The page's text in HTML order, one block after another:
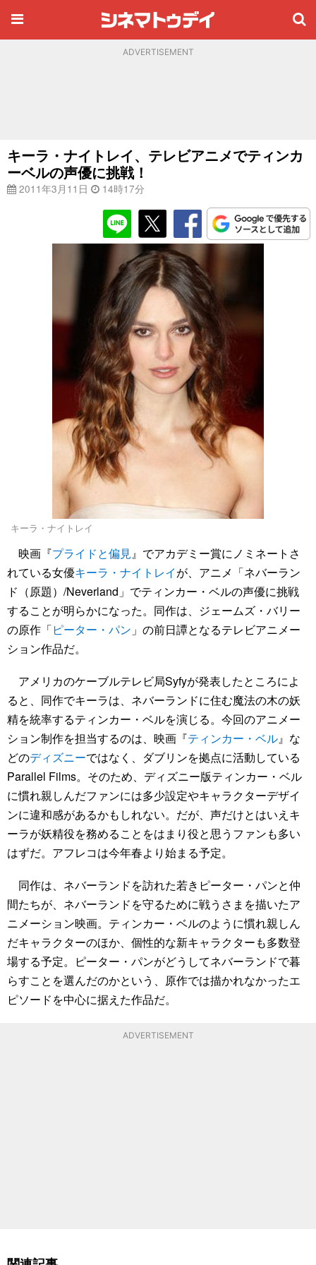
ADVERTISEMENT
キーラ・ナイトレイ、テレビアニメでティンカ
ーベルの声優に挑戦！
2011年3月11日 14時17分
キーラ・ナイトレイ
映画『プライドと偏見』でアカデミー賞にノミネートさ
れている女優キーラ・ナイトレイが、アニメ「ネバーラン
ド（原題）/Neverland」でティンカー・ベルの声優に挑戦
することが明らかになった。同作は、ジェームズ・バリー
の原作「ピーター・パン 」の前日譚となるテレビアニメー
ション作品だ。
アメリカのケーブルテレビ局Syfyが発表したところによ
ると、同作でキーラは、ネバーランドに住む魔法の木の妖
精を統率するティンカー・ベルを演じる。今回のアニメー
ション制作を担当するのは、映画『ティンカー・ベル』な
どのディズニーではなく、ダブリンを拠点に活動している
Parallel Films。そのため、ディズニー版ティンカー・ベル
に慣れ親しんだファンには多少設定やキャラクターデザイ
ンに違和感があるかもしれない。だが、声だけとはいえキ
ーラが妖精役を務めることをはまり役と思うファンも多い
はずだ。アフレコは今年春より始まる予定。
同作は、ネバーランドを訪れた若きピーター・パンと仲
間たちが、ネバーランドを守るために戦うさまを描いたア
ニメーション映画。ティンカー・ベルのように慣れ親しん
だキャラクターのほか、個性的な新キャラクターも多数登
場する予定。ピーター・パンがどうしてネバーランドで暮
らすことを選んだのかという、原作では描かれなかったエ
ピソードを中心に据えた作品だ。
ADVERTISEMENT